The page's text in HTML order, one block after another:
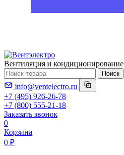
Вентиляция и кондиционирование
Поиск
info@ventelectro.ru
+7 (495) 926-26-78
+7 (800) 555-21-18
Заказать звонок
0
Корзина
0 ₽